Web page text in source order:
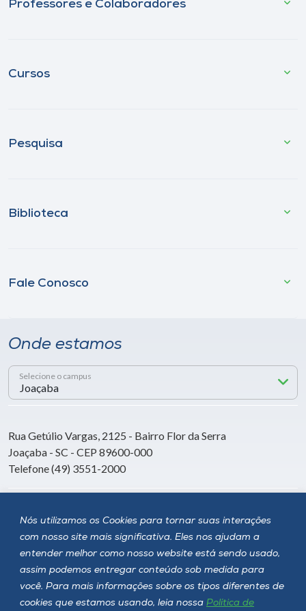
Nós utilizamos os Cookies para tornar suas interações
com nosso site mais significativa. Eles nos ajudam a
entender melhor como nosso website está sendo usado,
assim podemos entregar conteúdo sob medida para
você. Para mais informações sobre os tipos diferentes de
cookies que estamos usando, leia nossa Política de
Professores e Colaboradores
Cursos
Pesquisa
Biblioteca
Fale Conosco
Onde estamos
Selecione o campus
Rua Getúlio Vargas, 2125 - Bairro Flor da Serra
Joaçaba - SC - CEP 89600-000
Telefone (49) 3551-2000
Siga a Unoesc